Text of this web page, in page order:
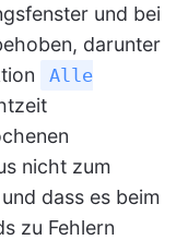
und bei
darunter
Alle
nicht zum
dass es beim
zu Fehlern